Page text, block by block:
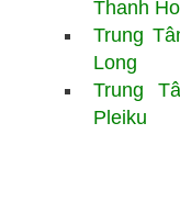
Thanh
Trung
Long
Trung
Pleiku